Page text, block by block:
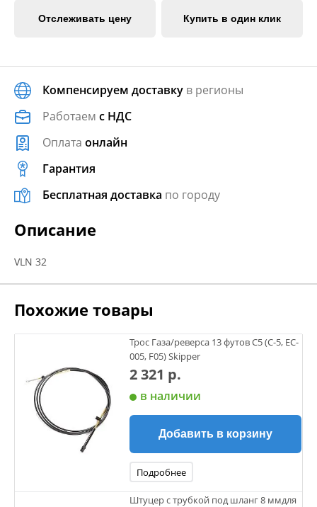
Отслеживать цену Купить в один клик
Компенсируем доставку в регионы
Работаем с НДС
Оплата онлайн
Гарантия
Бесплатная доставка по городу
Описание
VLN 32
Похожие товары
Трос Газа/реверса 13 футов С5 (C-5, EC-
005, F05) Skipper
2 321 р.
в наличии
Добавить в корзину
Подробнее
Штуцер с трубкой под шланг 8 ммдля